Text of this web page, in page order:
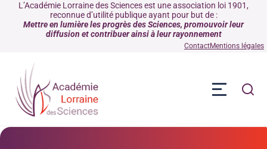
L’Académie Lorraine des Sciences est une association loi 1901,
reconnue d’utilité publique ayant pour but de :
Mettre en lumière les progrès des Sciences, promouvoir leur
diffusion et contribuer ainsi à leur rayonnement
ContactMentions légales